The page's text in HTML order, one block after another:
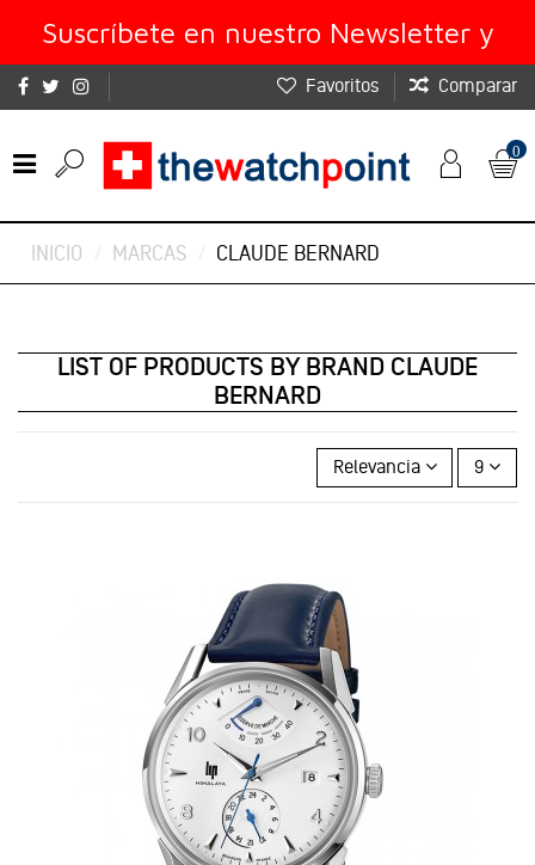
Suscríbete en nuestro Newsletter y
obtén un 10% de descuento
Favoritos Comparar
0
INICIO MARCAS CLAUDE BERNARD
LIST OF PRODUCTS BY BRAND CLAUDE
BERNARD
Relevancia 9